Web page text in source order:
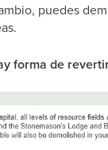
puedes
forma de